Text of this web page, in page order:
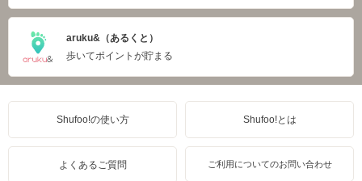
aruku&（あるくと）
歩いてポイントが貯まる
Shufoo!の使い方 Shufoo!とは
よくあるご質問 ご利用についてのお問い合わせ